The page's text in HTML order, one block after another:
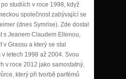
studiích v roce 1998, když
společnost zabývající se
(dnes Symrise). Zde dostal
s Jeanem Claudem Ellenou,
v Grassu a který se stal
letech 1998 až 2004. Svou
v roce 2012 jako samostatný,
který při tvorbě parfémů